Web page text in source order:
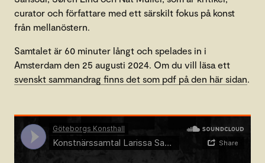
curator och författare med ett särskilt fokus på konst
från mellanöstern.
Samtalet är 60 minuter långt och spelades in i
Amsterdam den 25 augusti 2024. Om du vill läsa ett
svenskt sammandrag finns det som pdf på den här sidan.